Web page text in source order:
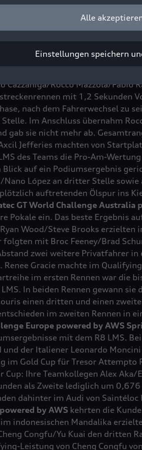
in Italien:
Zwei Kundenteams
allen Grund zum
Cazzaniga/Rocco Mazzola/Fabio
mit 1,2 Sekunden
nach dem Fahrerwechsel zu
Im Anschluss übernahm
gab sie nicht mehr ab.
Jefferies machten von
des Teams die Pro-Am-
auf ein Podiumsergebnis
López an dritter Stelle
auftretenden Ölspur ins
GT World Challenge Australia
Pokale ein. Das beste Ergebnis
Wood/Steve Brooks erzielten
mit Broc Feeney/Brad
zwei weitere Privatfahrer
Renee Gracie machte im
im ersten Rennen war die
In beiden Rennen gewann
einen dritten und einen
im zweiten Rennen in
Europe powered by AWS
mit dem R8 LMS.
und der Italiener Leonardo
im Gold Cup für Tresor Attempto
Cup: Ihre Teamkollegen Alex Aka/
als Zweite lediglich um
dahinter im Audi von Saintéloc
by AWS kehrten die
indonesischen Mandalika
Congfu/Yu Kuai den dritten
Leistung von Cheng Congfu
Alle
Einstellungen speichern